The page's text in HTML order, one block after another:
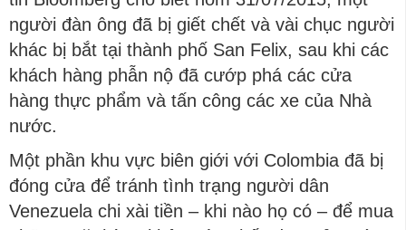
người đàn ông đã bị giết chết và vài chục người
khác bị bắt tại thành phố San Felix, sau khi các
khách hàng phẫn nộ đã cướp phá các cửa
hàng thực phẩm và tấn công các xe của Nhà
nước.
Một phần khu vực biên giới với Colombia đã bị
đóng cửa để tránh tình trạng người dân
Venezuela chi xài tiền – khi nào họ có – để mua